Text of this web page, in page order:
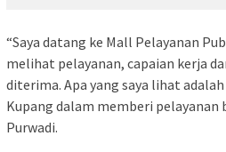
“Saya datang ke Mall Pelayanan
melihat pelayanan, capaian kerja
diterima. Apa yang saya lihat
Kupang dalam memberi pelayanan
Purwadi.